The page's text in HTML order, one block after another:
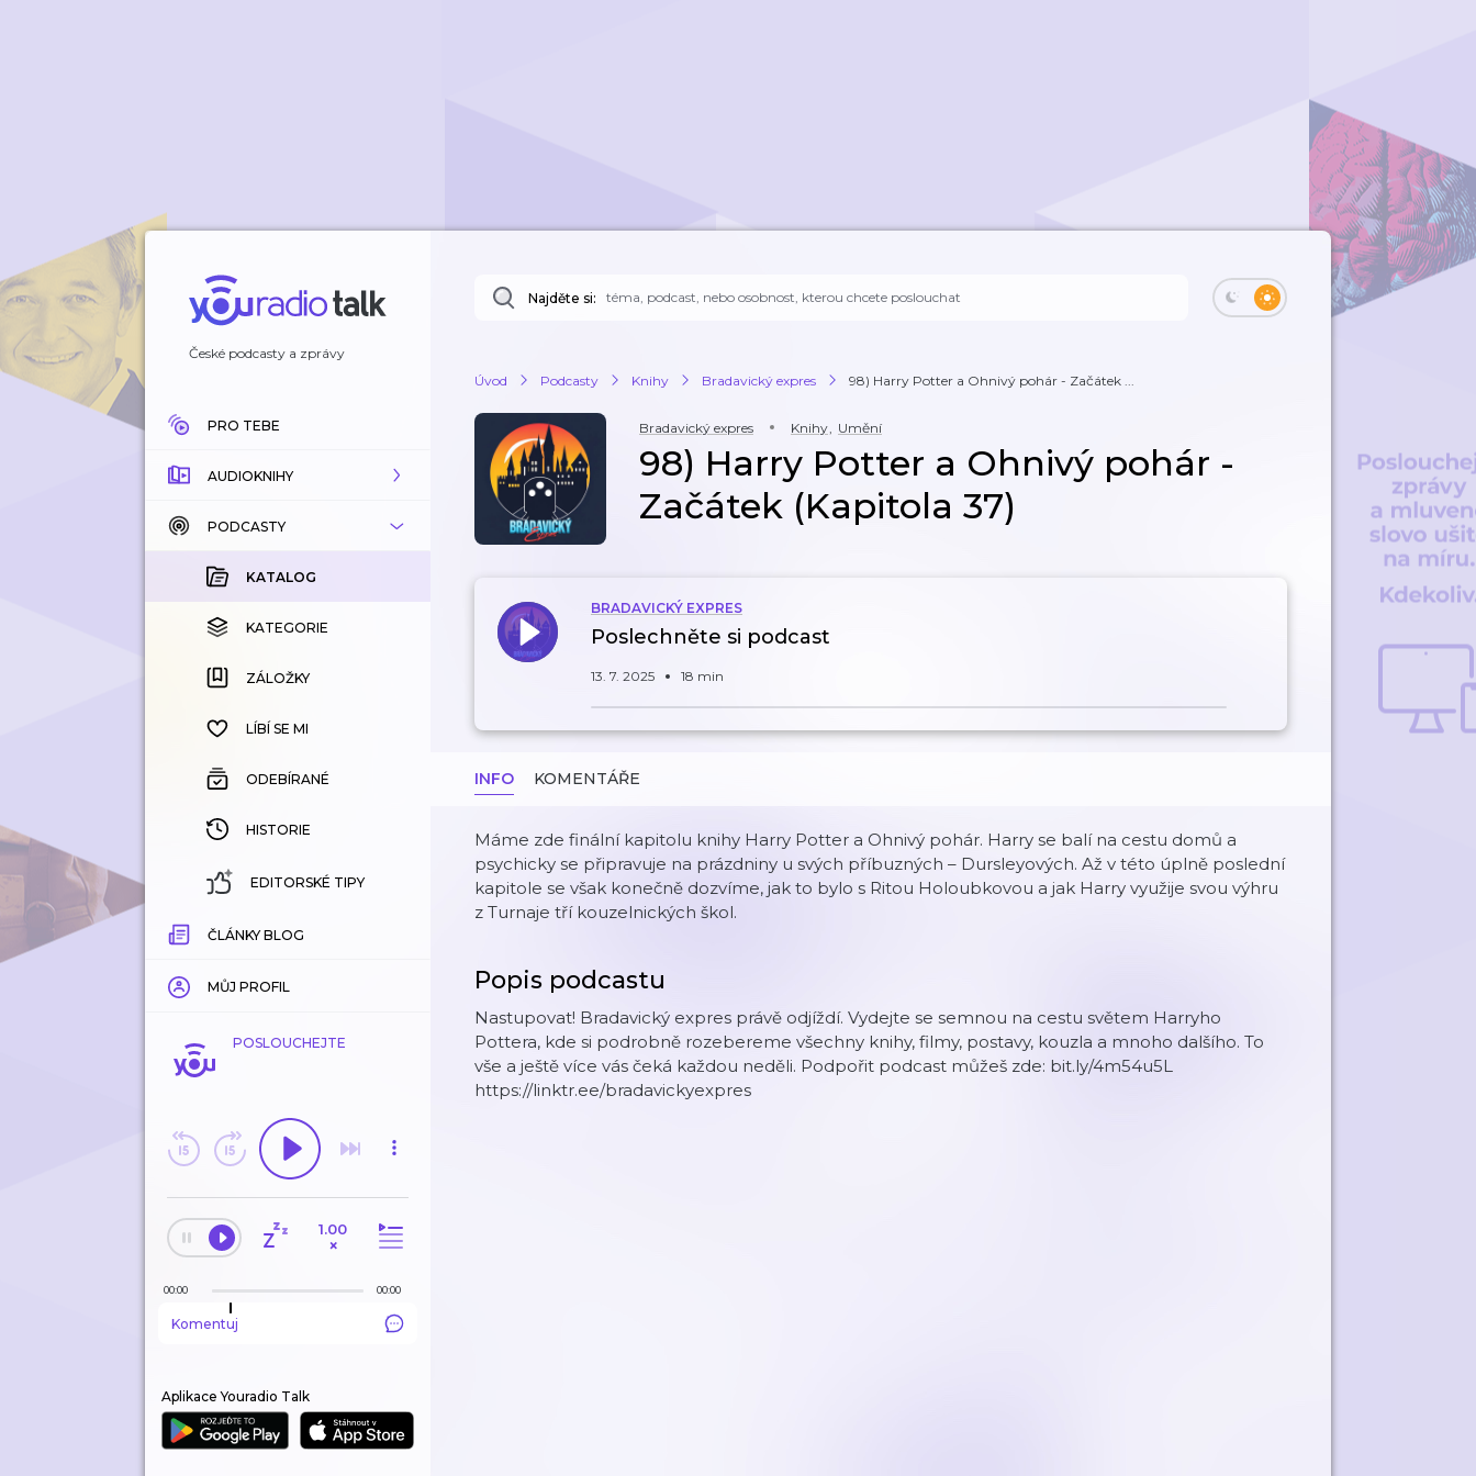
České podcasty a zprávy
PRO TEBE
AUDIOKNIHY
KATALOG
KOUPENÉ
KATEGORIE
ZÁLOŽKY
HISTORIE
PODCASTY
KATALOG
KATEGORIE
ZÁLOŽKY
LÍBÍ SE MI
ODEBÍRANÉ
HISTORIE
EDITORSKÉ TIPY
ČLÁNKY BLOG
MŮJ PROFIL
POSLOUCHEJTE
1.00
×
00:00 00:00
Komentuj
Aplikace Youradio Talk
Najděte si:
Úvod Podcasty Knihy Bradavický expres 98) Harry Potter a Ohnivý pohár - Začátek ...
Bradavický expres Knihy, Umění
98) Harry Potter a Ohnivý pohár -
Začátek (Kapitola 37)
BRADAVICKÝ EXPRES
Poslechněte si podcast
13. 7. 2025 18 min
INFO KOMENTÁŘE
Máme zde finální kapitolu knihy Harry Potter a Ohnivý pohár. Harry se balí na cestu domů a
psychicky se připravuje na prázdniny u svých příbuzných – Dursleyových. Až v této úplně poslední
kapitole se však konečně dozvíme, jak to bylo s Ritou Holoubkovou a jak Harry využije svou výhru
z Turnaje tří kouzelnických škol.
Popis podcastu
Nastupovat! Bradavický expres právě odjíždí. Vydejte se semnou na cestu světem Harryho
Pottera, kde si podrobně rozebereme všechny knihy, filmy, postavy, kouzla a mnoho dalšího. To
vše a ještě více vás čeká každou neděli. Podpořit podcast můžeš zde: bit.ly/4m54u5L
https://linktr.ee/bradavickyexpres